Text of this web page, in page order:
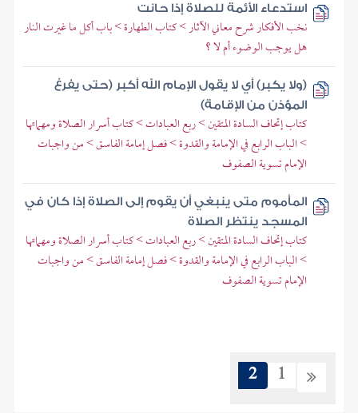
استدعاء الأئمة للصلاة إذا حانت
نخب الأفكار شرح معاني الآثار > كتاب الطهارة > باب أكل ما غيرت النار
هل يوجب الوضوء أم لا ؟
(ولا يكبر) أي لا يقول الإمام الله أكبر (حتى يفرغ
المؤذن من الإقامة)
كتاب إتحاف السادة المتقين > ربع العبادات > كتاب أسرار الصلاة ومهماتها
> الباب الرابع في الإمامة والقدوة > فصل إمامة الفاسق > من واجبات
الإمام تسوية الصفوف
المأموم متى ينبغي أن يقوم إلى الصلاة إذا كان في
المسجد ينتظر الصلاة
كتاب إتحاف السادة المتقين > ربع العبادات > كتاب أسرار الصلاة ومهماتها
> الباب الرابع في الإمامة والقدوة > فصل إمامة الفاسق > من واجبات
الإمام تسوية الصفوف
1
2